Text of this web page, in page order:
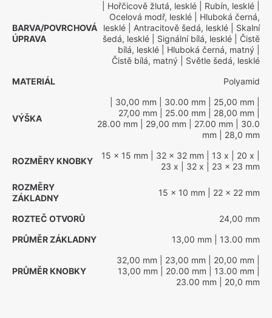
BARVA/POVRCHOVÁ
ÚPRAVA
| Hořčicově žlutá, lesklé | Rubín, lesklé
Ocelová modř, lesklé | Hluboká černá,
lesklé | Antracitově šedá, lesklé | Skalní
šedá, lesklé | Signální bílá, lesklé | Čistě
bílá, lesklé | Hluboká černá, matný
Čistě bílá, matný | Světle šedá, lesklé
MATERIÁL
Polyamid
VÝŠKA
| 30,00 mm | 30.00 mm | 25,00 mm
27,00 mm | 25.00 mm | 28,00 mm
28.00 mm | 29,00 mm | 27.00 mm | 30.0
mm | 28,0 mm
ROZMĚRY KNOBKY
15 x 15 mm | 32 x 32 mm | 13 x | 20 x
23 x | 32 x | 23 x 23 mm
ROZMĚRY
ZÁKLADNY
15 x 10 mm | 22 x 22 mm
ROZTEČ OTVORŮ
24,00 mm
PRŮMĚR ZÁKLADNY
13,00 mm | 13.00 mm
PRŮMĚR KNOBKY
32,00 mm | 23,00 mm | 20,00 mm
13,00 mm | 20.00 mm | 13.00 mm
23.00 mm | 20,0 mm